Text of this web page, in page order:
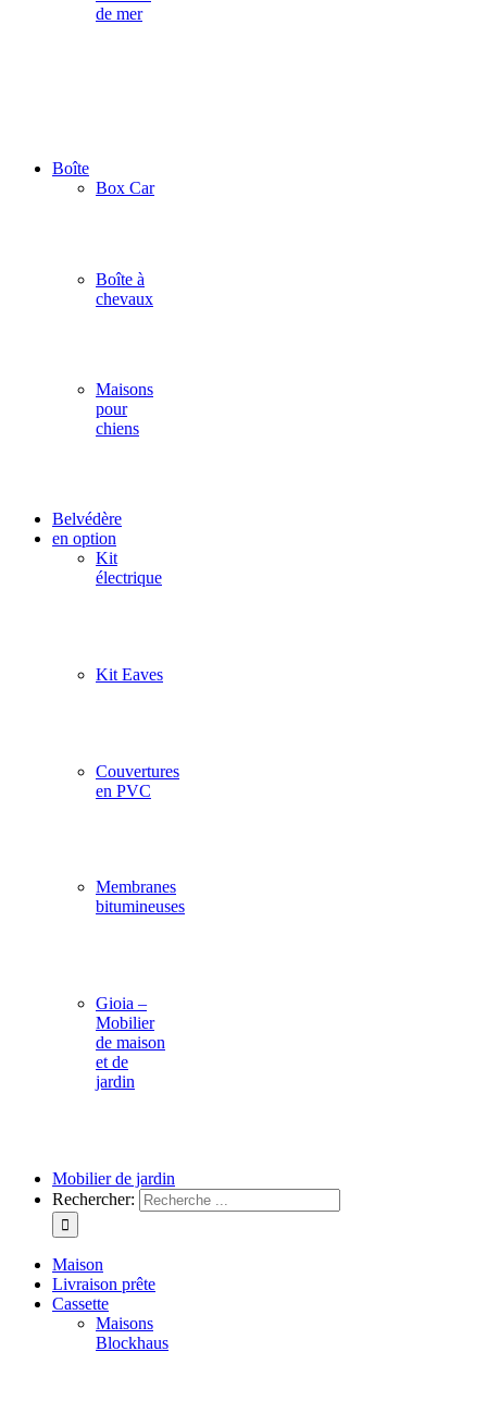
de mer
Boîte
Box Car
Boîte à
chevaux
Maisons
pour
chiens
Belvédère
en option
Kit
électrique
Kit Eaves
Couvertures
en PVC
Membranes
bitumineuses
Gioia –
Mobilier
de maison
et de
jardin
Mobilier de jardin
Rechercher:
Maison
Livraison prête
Cassette
Maisons
Blockhaus